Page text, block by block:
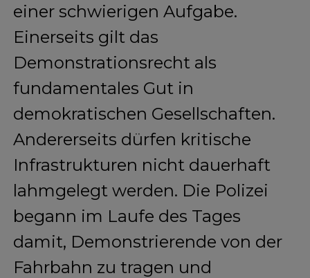
einer schwierigen Aufgabe.
Einerseits gilt das
Demonstrationsrecht als
fundamentales Gut in
demokratischen Gesellschaften.
Andererseits dürfen kritische
Infrastrukturen nicht dauerhaft
lahmgelegt werden. Die Polizei
begann im Laufe des Tages
damit, Demonstrierende von der
Fahrbahn zu tragen und